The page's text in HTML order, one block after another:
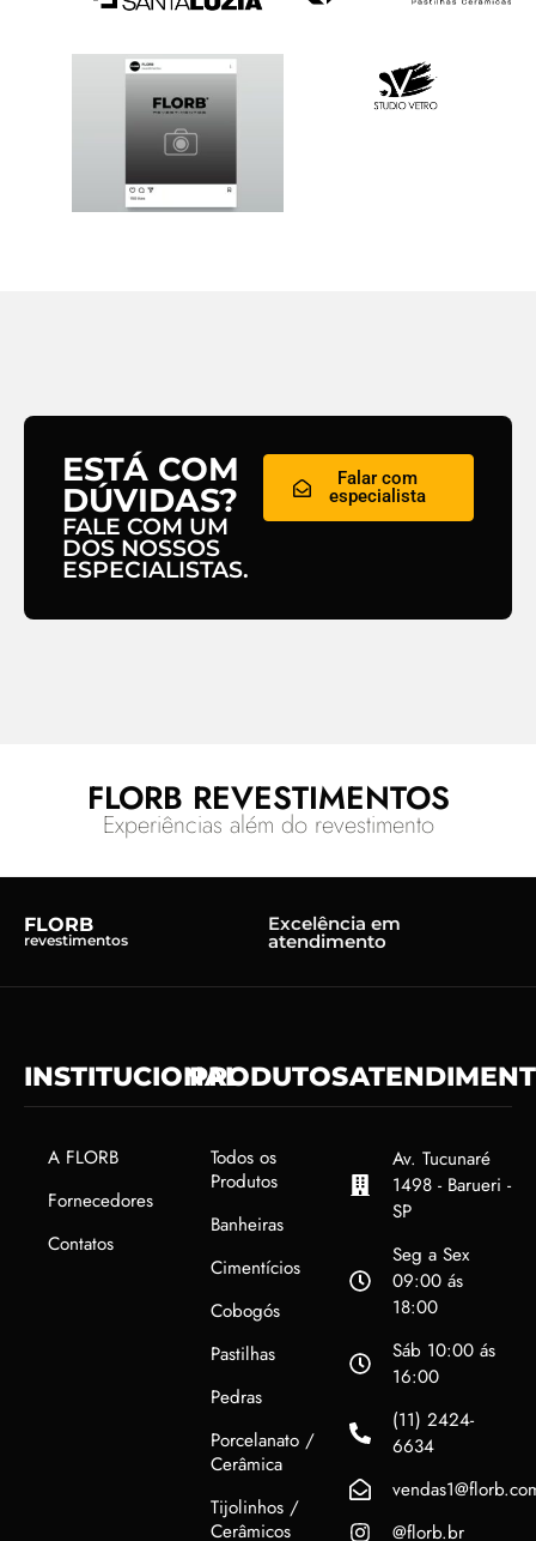
ESTÁ COM
DÚVIDAS?
FALE COM UM
DOS NOSSOS
ESPECIALISTAS.
Falar com
especialista
FLORB REVESTIMENTOS
Experiências além do revestimento
FLORB
revestimentos
Excelência em
atendimento
INSTITUCIONAL
A FLORB
Fornecedores
Contatos
PRODUTOS
Todos os
Produtos
Banheiras
Cimentícios
Cobogós
Pastilhas
Pedras
Porcelanato /
Cerâmica
Tijolinhos /
Cerâmicos
Av. Tucunaré
1498 - Barueri -
SP
Seg a Sex
09:00 ás
18:00
Sáb 10:00 ás
16:00
(11) 2424-
6634
@florb.br